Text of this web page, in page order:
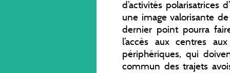
d’activités polarisatrices
une image valorisante
dernier point pourra
l’accès aux centres
périphériques, qui
commun des trajets